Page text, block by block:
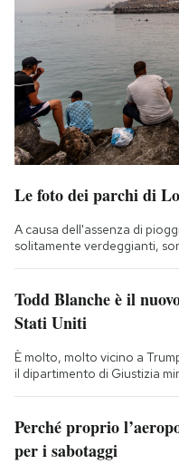
Le foto dei parchi di
A causa dell'assenza di
solitamente verdeggianti,
Todd Blanche è il
Stati Uniti
È molto, molto vicino a
il dipartimento di Giustizia
Perché proprio
per i sabotaggi